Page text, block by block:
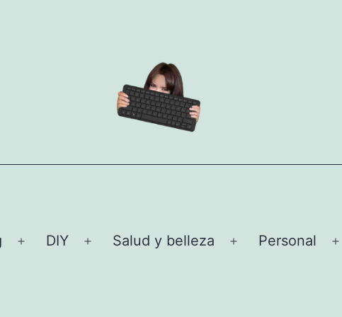
Abrir
DIY
Abrir
Salud y belleza
Abrir
Personal